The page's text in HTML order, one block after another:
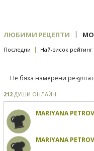
ЛЮБИМИ РЕЦЕПТИ |
Последни | Най-висок рейтинг
Не бяха намерени
212 ДУШИ ОНЛАЙН
MARIYANA
MARIYANA